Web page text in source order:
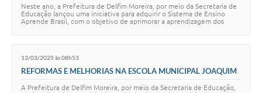
Neste ano, a Prefeitura de Delfim Moreira, por meio da Secretaria de
Educação lançou uma iniciativa para adquirir o Sistema de Ensino
Aprende Brasil, com o objetivo de aprimorar a aprendizagem dos
13/03/2025 às 08h53
REFORMAS E MELHORIAS NA ESCOLA MUNICIPAL JOAQUIM
A Prefeitura de Delfim Moreira, por meio da Secretaria de Educação,